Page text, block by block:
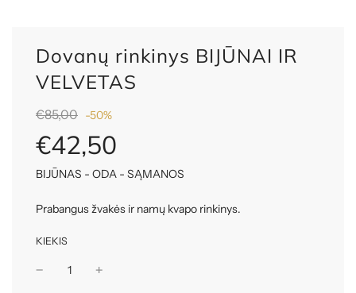
Dovanų rinkinys BIJŪNAI IR
VELVETAS
Nuolaida
€85,00 -50%Reguliari
€42,50
BIJŪNAS - ODA - SĄMANOS
Prabangus žvakės ir namų kvapo rinkinys.
KIEKIS